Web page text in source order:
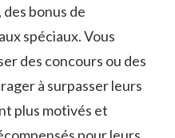
bonus de
spéciaux. Vous
des concours ou des
à surpasser leurs
plus motivés et